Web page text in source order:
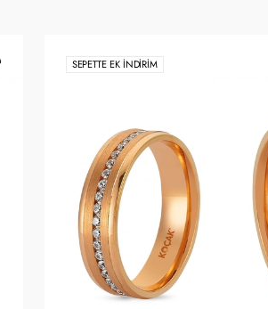
SEPETTE EK İNDIRIM